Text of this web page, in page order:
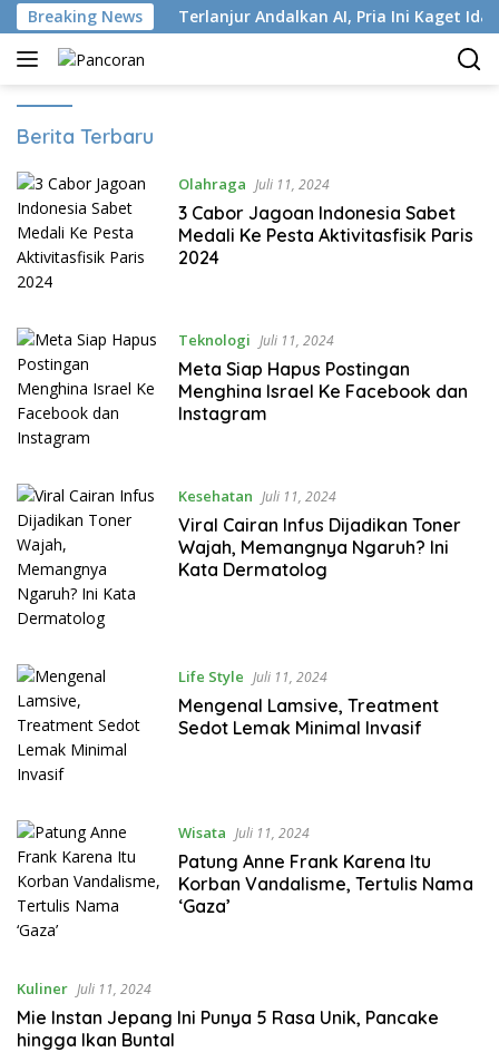
Langsung
ke
konten
Breaking News
ISP Terlanjur Andalkan AI, Pria Ini Kaget Idap
Pancoran
Berita Terbaru
Olahraga Juli 11, 2024
3 Cabor Jagoan Indonesia Sabet
Medali Ke Pesta Aktivitasfisik Paris
2024
Teknologi Juli 11, 2024
Meta Siap Hapus Postingan
Menghina Israel Ke Facebook dan
Instagram
Kesehatan Juli 11, 2024
Viral Cairan Infus Dijadikan Toner
Wajah, Memangnya Ngaruh? Ini
Kata Dermatolog
Life Style Juli 11, 2024
Mengenal Lamsive, Treatment
Sedot Lemak Minimal Invasif
Wisata Juli 11, 2024
Patung Anne Frank Karena Itu
Korban Vandalisme, Tertulis Nama
‘Gaza’
Kuliner Juli 11, 2024
Mie Instan Jepang Ini Punya 5 Rasa Unik, Pancake
hingga Ikan Buntal